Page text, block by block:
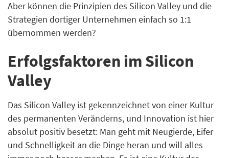
Aber können die Prinzipien des Silicon Valley und die
Strategien dortiger Unternehmen einfach so 1:1
übernommen werden?
Erfolgsfaktoren im Silicon
Valley
Das Silicon Valley ist gekennzeichnet von einer Kultur
des permanenten Veränderns, und Innovation ist hier
absolut positiv besetzt: Man geht mit Neugierde, Eifer
und Schnelligkeit an die Dinge heran und will alles